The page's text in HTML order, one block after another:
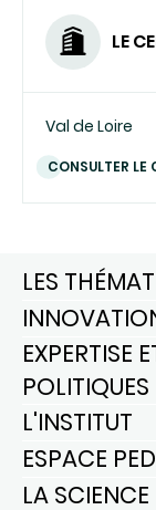
LE
Val de Loire
CONSULTER LE
LES
EXPERTISE
L'INSTITUT
ESPACE
LA